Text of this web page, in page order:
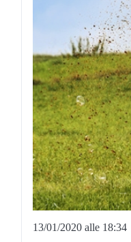
13/01/2020 alle 18:34